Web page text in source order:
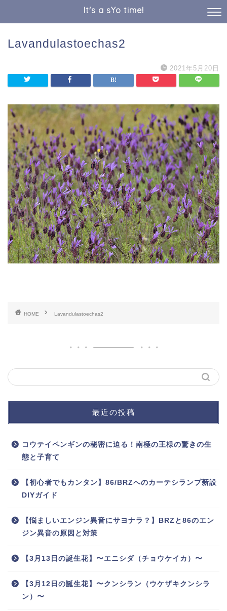
It's a sYo time!
Lavandulastoechas2
2021年5月20日
HOME Lavandulastoechas2
最近の投稿
コウテイペンギンの秘密に迫る！南極の王様の驚きの生
態と子育て
【初心者でもカンタン】86/BRZへのカーテシランプ新設
DIYガイド
【悩ましいエンジン異音にサヨナラ？】BRZと86のエン
ジン異音の原因と対策
【3月13日の誕生花】〜エニシダ（チョウケイカ）〜
【3月12日の誕生花】〜クンシラン（ウケザキクンシラ
ン）〜